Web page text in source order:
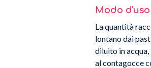
Modo d'uso
La quantità
lontano dai
diluito in
al contagocce